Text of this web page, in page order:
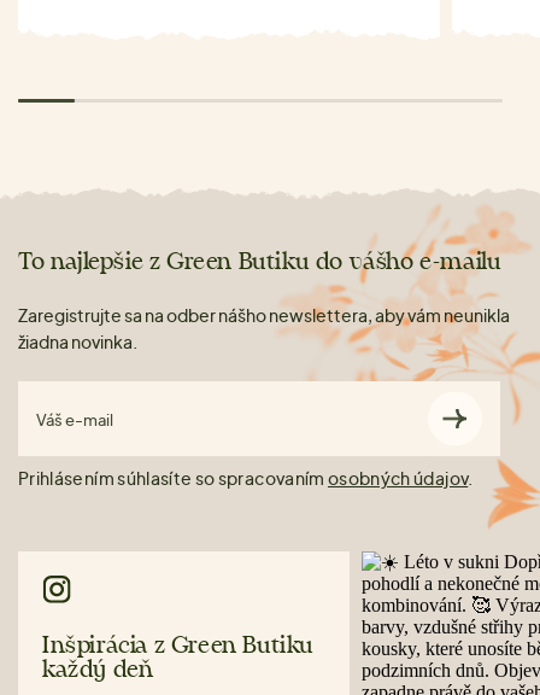
To najlepšie z Green Butiku do vášho e-mailu
Zaregistrujte sa na odber nášho newslettera, aby vám neunikla
žiadna novinka.
Váš e-mail
Prihlásením súhlasíte so spracovaním osobných údajov.
Inšpirácia z Green Butiku
každý deň